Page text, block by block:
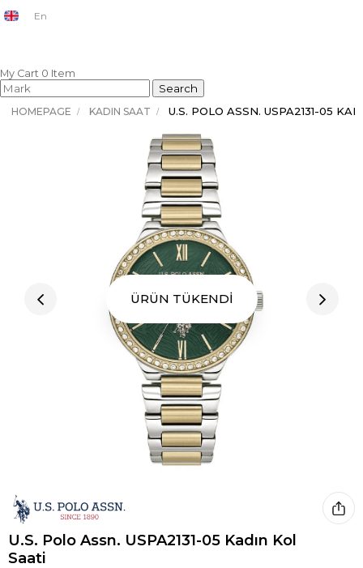
En
My Cart 0 Item
HOMEPAGE KADIN SAAT U.S. POLO ASSN. USPA2131-05
ÜRÜN TÜKENDİ
U.S. Polo Assn. USPA2131-05 Kadın Kol
Saati